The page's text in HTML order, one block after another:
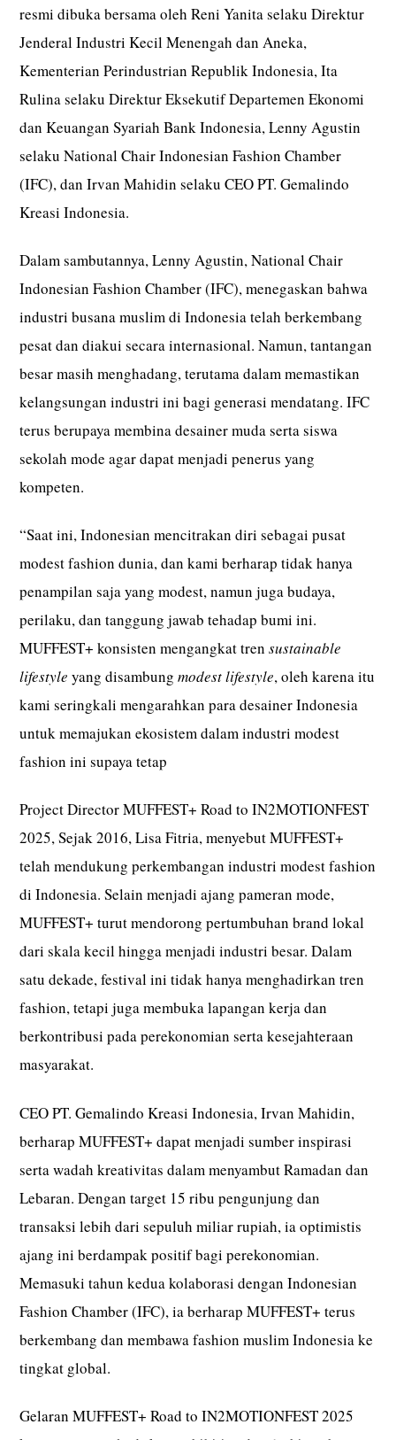
resmi dibuka bersama oleh Reni Yanita selaku Direktur
Jenderal Industri Kecil Menengah dan Aneka,
Kementerian Perindustrian Republik Indonesia, Ita
Rulina selaku Direktur Eksekutif Departemen Ekonomi
dan Keuangan Syariah Bank Indonesia, Lenny Agustin
selaku National Chair Indonesian Fashion Chamber
(IFC), dan Irvan Mahidin selaku CEO PT. Gemalindo
Kreasi Indonesia.
Dalam sambutannya, Lenny Agustin, National Chair
Indonesian Fashion Chamber (IFC), menegaskan bahwa
industri busana muslim di Indonesia telah berkembang
pesat dan diakui secara internasional. Namun, tantangan
besar masih menghadang, terutama dalam memastikan
kelangsungan industri ini bagi generasi mendatang. IFC
terus berupaya membina desainer muda serta siswa
sekolah mode agar dapat menjadi penerus yang
kompeten.
“Saat ini, Indonesian mencitrakan diri sebagai pusat
modest fashion dunia, dan kami berharap tidak hanya
penampilan saja yang modest, namun juga budaya,
perilaku, dan tanggung jawab tehadap bumi ini.
MUFFEST+ konsisten mengangkat trensustainable
lifestyle yang disambungmodest lifestyle, oleh karena itu
kami seringkali mengarahkan para desainer Indonesia
untuk memajukan ekosistem dalam industri modest
fashion ini supaya tetap
Project Director MUFFEST+ Road to IN2MOTIONFEST
2025, Sejak 2016, Lisa Fitria, menyebut MUFFEST+
telah mendukung perkembangan industri modest fashion
di Indonesia. Selain menjadi ajang pameran mode,
MUFFEST+ turut mendorong pertumbuhan brand lokal
dari skala kecil hingga menjadi industri besar. Dalam
satu dekade, festival ini tidak hanya menghadirkan tren
fashion, tetapi juga membuka lapangan kerja dan
berkontribusi pada perekonomian serta kesejahteraan
masyarakat.
CEO PT. Gemalindo Kreasi Indonesia, Irvan Mahidin,
berharap MUFFEST+ dapat menjadi sumber inspirasi
serta wadah kreativitas dalam menyambut Ramadan dan
Lebaran. Dengan target 15 ribu pengunjung dan
transaksi lebih dari sepuluh miliar rupiah, ia optimistis
ajang ini berdampak positif bagi perekonomian.
Memasuki tahun kedua kolaborasi dengan Indonesian
Fashion Chamber (IFC), ia berharap MUFFEST+ terus
berkembang dan membawa fashion muslim Indonesia ke
tingkat global.
Gelaran MUFFEST+ Road to IN2MOTIONFEST 2025